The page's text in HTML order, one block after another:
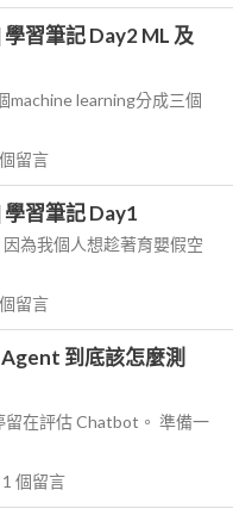
習筆記 Day2 ML 及
machine learning分成三個
個留言
習筆記 Day1
為我個人想趁著育嬰假空
個留言
到底該怎麼測
在評估 Chatbot。 準備一
1 個留言